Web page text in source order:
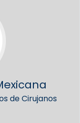
de Cirujanos